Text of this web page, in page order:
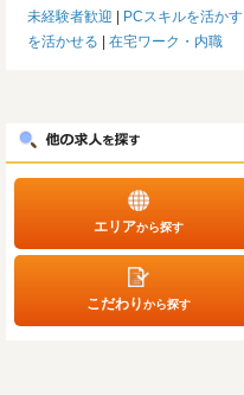
未経験者歓迎 PCスキルを活かす
を活かせる
在宅ワーク・内職
エリアから探す
こだわりから探す